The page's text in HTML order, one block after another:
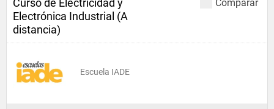
Comparar
Curso de Electricidad y
Electrónica Industrial (A
distancia)
Escuela IADE